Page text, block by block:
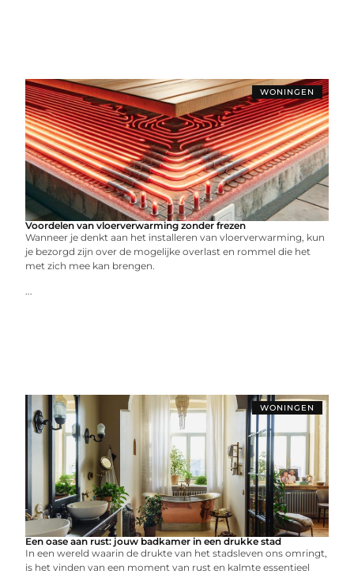
WONINGEN
Voordelen van vloerverwarming zonder frezen
Wanneer je denkt aan het installeren van vloerverwarming, kun
je bezorgd zijn over de mogelijke overlast en rommel die het
met zich mee kan brengen.
...
WONINGEN
Een oase aan rust: jouw badkamer in een drukke stad
In een wereld waarin de drukte van het stadsleven ons omringt,
is het vinden van een moment van rust en kalmte essentieel